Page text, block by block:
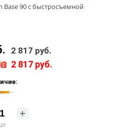
Base 90 с быстросъемной
2 817 руб.
2 817 руб.
шт